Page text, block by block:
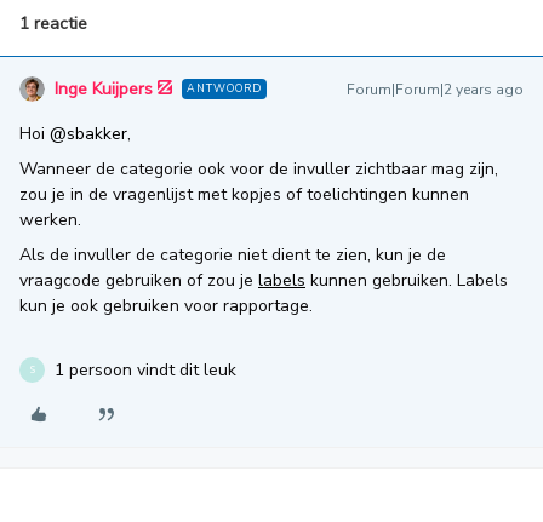
1 reactie
Inge Kuijpers ANTWOORD Forum|Forum|2 years ago
Hoi @sbakker,
Wanneer de categorie ook voor de invuller zichtbaar mag zijn,
zou je in de vragenlijst met kopjes of toelichtingen kunnen
werken.
Als de invuller de categorie niet dient te zien, kun je de
vraagcode gebruiken of zou je labels kunnen gebruiken. Labels
kun je ook gebruiken voor rapportage.
S 1 persoon vindt dit leuk